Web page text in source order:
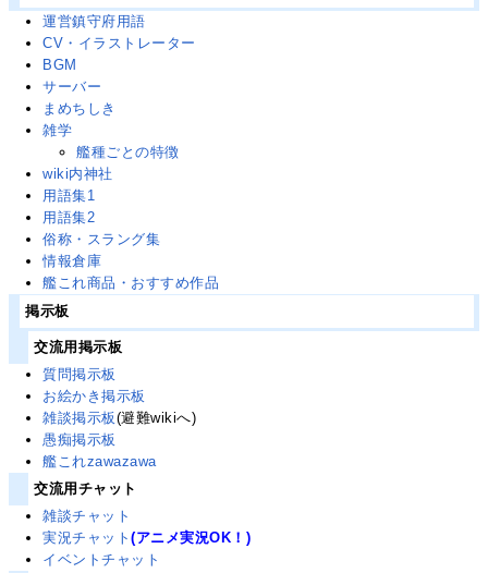
運営鎮守府用語
CV・イラストレーター
BGM
サーバー
まめちしき
雑学
艦種ごとの特徴
wiki内神社
用語集1
用語集2
俗称・スラング集
情報倉庫
艦これ商品・おすすめ作品
掲示板
交流用掲示板
質問掲示板
お絵かき掲示板
雑談掲示板(避難wikiへ)
愚痴掲示板
艦これzawazawa
交流用チャット
雑談チャット
実況チャット(アニメ実況OK！)
イベントチャット